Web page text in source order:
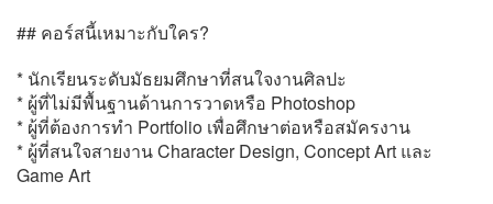
## คอร์สนี้เหมาะกับใคร?
* นักเรียนระดับมัธยมศึกษาที่สนใจงานศิลปะ
* ผู้ที่ไม่มีพื้นฐานด้านการวาดหรือ Photoshop
* ผู้ที่ต้องการทำ Portfolio เพื่อศึกษาต่อหรือสมัครงาน
* ผู้ที่สนใจสายงาน Character Design, Concept Art และ
Game Art